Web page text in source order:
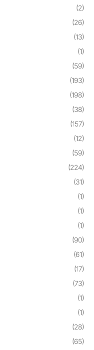
(2)
(26)
(13)
(1)
(59)
(193)
(198)
(38)
(157)
(12)
(59)
(224)
(31)
(1)
(1)
(1)
(90)
(61)
(17)
(73)
(1)
(1)
(28)
(65)